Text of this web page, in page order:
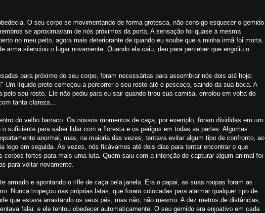
O seu corpo se movimentando de forma grotesca, não consigo esquecer o gemido
se aproximavam de nós próximos da porta. A sensação foi quase a mesma
no meu peito, agora mais deteriorante de quando eu soube que a minha irmã foi morta.
silenciou o lugar novamente. Quando ela caiu, deu para perceber que engoliu o
para próximo do seu corpo, foram necessárias para assombrar nós dois até hoje:
líquido preto começou a percorrer o seu rosto até o pescoço, saindo da sua boca. A
seu rosto. Ele não pediu para eu sair quando tirou sua camisa, enrolou em volta do
tanta clareza...
do velho barraco. Os nossos momentos de caça, por exemplo, foram divididas em um
suficiente para saber lidar com a floresta e os perigos em todas as partes. Algumas
anormal, mas, na maioria das vezes, tentava evitar algum tipo de confronto, ao
logo em seguida. Às vezes, nós ficávamos até dois dias para tentar encontrar o que
fortes para mais uma luta. Quem saiu com a intenção de capturar algum animal foi
para voltar novamente.
armado e apontando o rifle de caça pela janela. Era o papai, as suas roupas foram as
Nunca tropeçou nas próprias latas, que foram colocadas para alarmar qualquer tipo de
que estava arrastando os seus pés, mas não, não mesmo. A dez metros de distâncias,
falar, e ele tentou obedecer automaticamente. O seu gemido era enjoativo em cada